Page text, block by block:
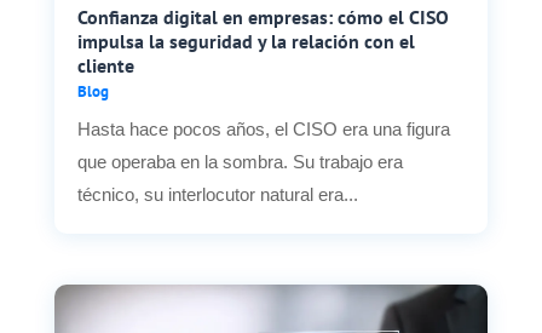
Confianza digital en empresas: cómo el CISO
impulsa la seguridad y la relación con el
cliente
Blog
Hasta hace pocos años, el CISO era una figura
que operaba en la sombra. Su trabajo era
técnico, su interlocutor natural era...